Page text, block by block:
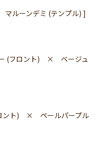
ルーンデミ (テンプル) ]
ー (フロント) × ベージュ
ント) × ペールパープル